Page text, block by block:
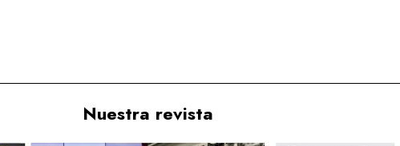
Nuestra revista